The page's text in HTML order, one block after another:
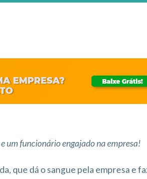
um funcionário engajado na empresa!
que dá o sangue pela empresa e